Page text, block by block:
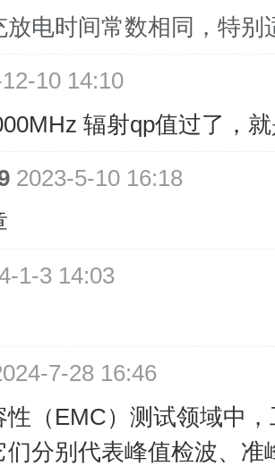
放电时间常数相同，特
10 14:10
辐射qp值过了，
2023-5-10 16:18
1-3 14:03
7-28 16:46
性（EMC）测试领域中
们分别代表峰值检波、